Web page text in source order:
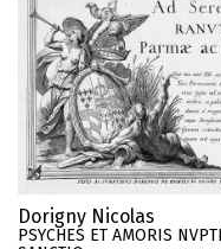
Dorigny Nicolas
PSYCHES ET AMORIS